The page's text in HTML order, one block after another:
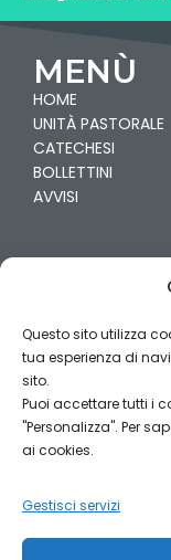
Questo sito utilizza
tua esperienza di
sito.
Puoi accettare tutti i
"Personalizza". Per
ai cookies.
Gestisci servizi
MENÙ
HOME
UNITÀ PASTORALE
CATECHESI
BOLLETTINI
AVVISI
CAILINA
COGOZZO